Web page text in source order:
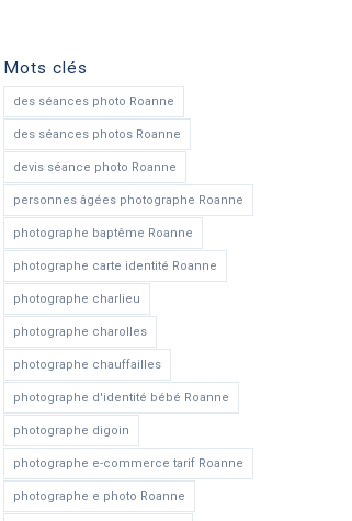
Mots clés
des séances photo Roanne
des séances photos Roanne
devis séance photo Roanne
personnes âgées photographe Roanne
photographe baptême Roanne
photographe carte identité Roanne
photographe charlieu
photographe charolles
photographe chauffailles
photographe d'identité bébé Roanne
photographe digoin
photographe e-commerce tarif Roanne
photographe e photo Roanne